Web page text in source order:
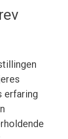
erfaring